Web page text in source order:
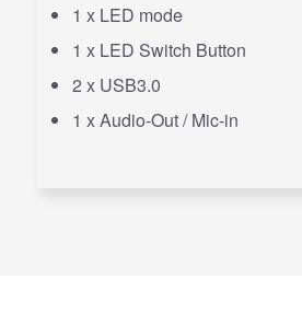
1 x LED mode
1 x LED Switch Button
2 x USB3.0
1 x Audio-Out / Mic-in